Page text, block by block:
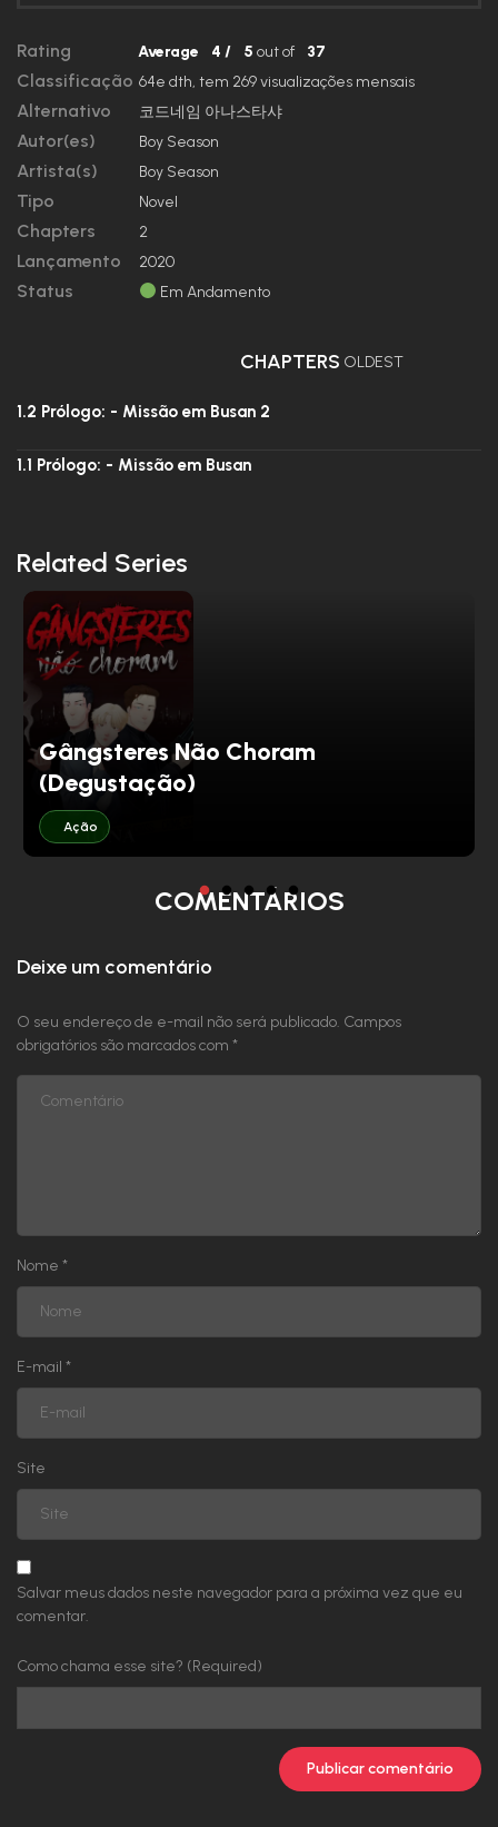
Rating Average 4 / 5 out of 37
Classificação 64e dth, tem 269 visualizações mensais
Alternativo 코드네임 아나스타샤
Autor(es) Boy Season
Artista(s) Boy Season
Tipo Novel
Chapters 2
Lançamento 2020
Status Em Andamento
CHAPTERS OLDEST
1.2 Prólogo: - Missão em Busan 2
1.1 Prólogo: - Missão em Busan
Related Series
Gângsteres Não Choram
(Degustação)
Ação
COMENTÁRIOS
Deixe um comentário
O seu endereço de e-mail não será publicado. Campos
obrigatórios são marcados com *
Nome *
E-mail *
Site
Salvar meus dados neste navegador para a próxima vez que eu
comentar.
Como chama esse site? (Required)